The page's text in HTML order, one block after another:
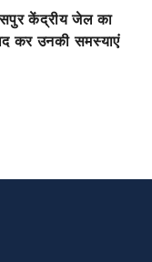
केंद्रीय जेल का
कर उनकी समस्याएं